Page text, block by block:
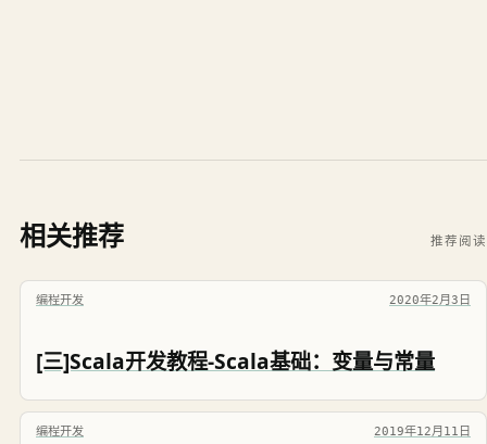
相关推荐 推荐阅读
编程开发 2020年2月3日
[三]Scala开发教程-Scala基础：变量与常量
编程开发 2019年12月11日